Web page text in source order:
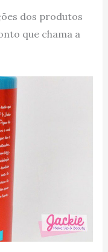
dos produtos
que chama a